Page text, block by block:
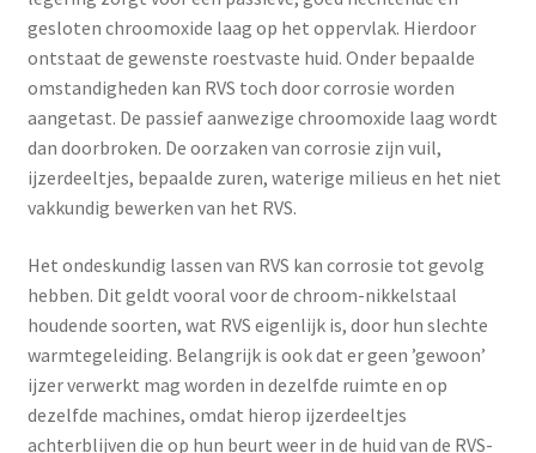
Speciale aanbieding
Speciale aanbieding
Speciale aanbieding
Speciale aanbieding
Speciale aanbieding
Speciale aanbieding
gesloten chroomoxide laag op het oppervlak. Hierdoor
ontstaat de gewenste roestvaste huid. Onder bepaalde
omstandigheden kan RVS toch door corrosie worden
aangetast. De passief aanwezige chroomoxide laag wordt
dan doorbroken. De oorzaken van corrosie zijn vuil,
ijzerdeeltjes, bepaalde zuren, waterige milieus en het niet
vakkundig bewerken van het RVS.
Het ondeskundig lassen van RVS kan corrosie tot gevolg
hebben. Dit geldt vooral voor de chroom-nikkelstaal
houdende soorten, wat RVS eigenlijk is, door hun slechte
warmtegeleiding. Belangrijk is ook dat er geen ’gewoon’
ijzer verwerkt mag worden in dezelfde ruimte en op
dezelfde machines, omdat hierop ijzerdeeltjes
achterblijven die op hun beurt weer in de huid van de RVS-